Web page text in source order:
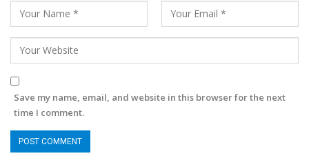
Save my name, email, and website in this browser for the next
time I comment.